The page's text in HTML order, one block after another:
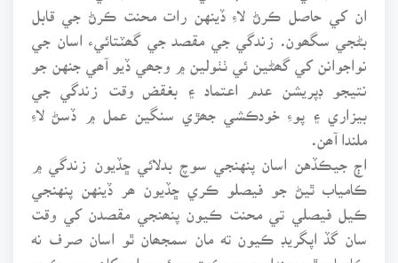
ان کي حاصل ڪرڻ لاءِ ڏينهن رات محنت ڪرڻ جي قابل
بڻجي سگھون. زندگي جي مقصد جي گھٽتائيء اسان جي
نواجوانن کي گھڻين ئي ٺٺولين ۾ وجھي ڏيو آھي جنهن جو
نتيجو ڊپريشن عدم اعتماد ۽ بغقض وقت زندگي جي
بيزاري ۽ پوءِ خودڪشي جھڙي سنگين عمل ۾ ڏسڻ لاءِ
ملندا آھن.
اڄ جيڪڏهن اسان پنهنجي سوچ بدلائي ڇڏيون زندگي ۾
ڪامياب ٿيڻ جو فيصلو ڪري ڇڏيون ھر ڏينهن پنهنجي
ڪيل فيصلي تي محنت ڪيون پنھنجي مقصدن کي وقت
سان گڏ اپگريڊ ڪيون ته مان سمجھان ٿو اسان صرف نه
ڪامياب ٿي وينداسين پر ڪيترين ئي براين کان بچي ڪري